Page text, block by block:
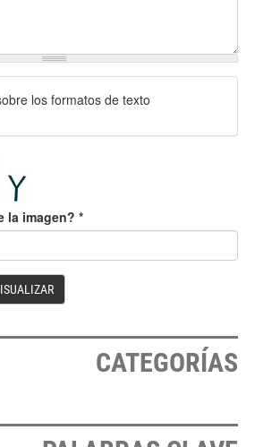
los formatos de texto
la imagen? *
CATEGORÍAS